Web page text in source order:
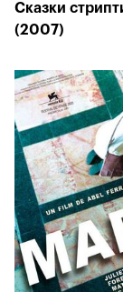
Сказки
(2007)